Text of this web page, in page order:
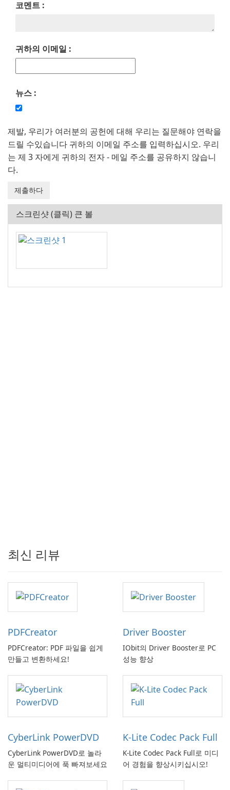
코멘트 :
귀하의 이메일 :
뉴스 :
제발, 우리가 여러분의 공헌에 대해 우리는 질문해야 연락을
드릴 수있습니다 귀하의 이메일 주소를 입력하십시오. 우리
는 제 3 자에게 귀하의 전자 - 메일 주소를 공유하지 않습니
다.
스크린샷 (클릭) 큰 볼
최신 리뷰
PDFCreator
PDFCreator: PDF 파일을 쉽게
만들고 변환하세요!
Driver Booster
IObit의 Driver Booster로 PC
성능 향상
CyberLink PowerDVD
CyberLink PowerDVD로 놀라
운 멀티미디어에 푹 빠져보세요
K-Lite Codec Pack Full
K-Lite Codec Pack Full로 미디
어 경험을 향상시키십시오!